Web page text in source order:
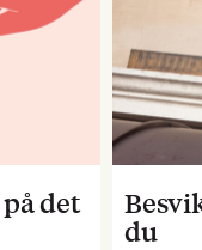
det
du